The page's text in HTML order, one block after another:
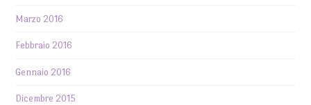
Marzo 2016
Febbraio 2016
Gennaio 2016
Dicembre 2015